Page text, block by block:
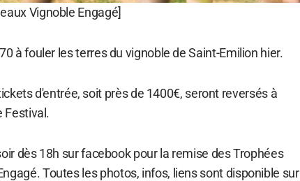
Vignoble Engagé]
à fouler les terres du vignoble de Saint-Emilion hier.
d'entrée, soit près de 1400€, seront reversés à
Festival.
dès 18h sur facebook pour la remise des Trophées
Toutes les photos, infos, liens sont disponible sur